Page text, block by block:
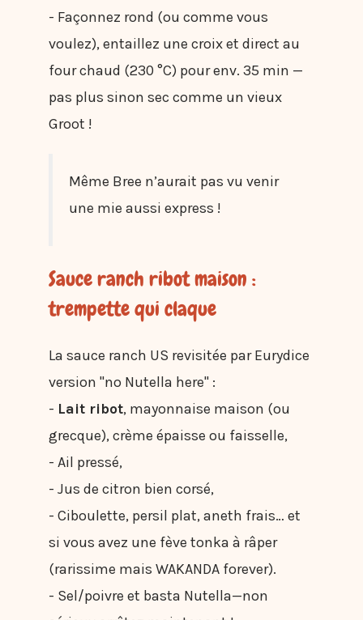
- Façonnez rond (ou comme vous
voulez), entaillez une croix et direct au
four chaud (230 °C) pour env. 35 min —
pas plus sinon sec comme un vieux
Groot !
Même Bree n’aurait pas vu venir
une mie aussi express !
Sauce ranch ribot maison :
trempette qui claque
La sauce ranch US revisitée par Eurydice
version "no Nutella here" :
- Lait ribot, mayonnaise maison (ou
grecque), crème épaisse ou faisselle,
- Ail pressé,
- Jus de citron bien corsé,
- Ciboulette, persil plat, aneth frais… et
si vous avez une fève tonka à râper
(rarissime mais WAKANDA forever).
- Sel/poivre et basta Nutella—non